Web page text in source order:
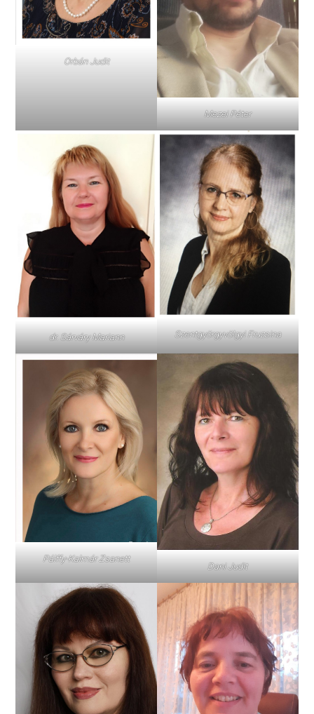
Orbán Judit
Mezei Péter
dr. Sárváry Mariann Szentgyörgyvölgyi Fruzsina
Pálffy-Kalmár Zsanett
Dani Judit